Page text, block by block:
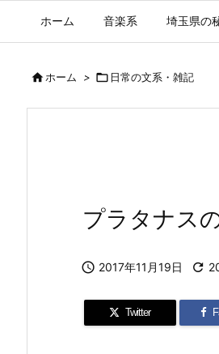
ホーム 音楽系 埼玉県の
ホーム >  日常の文系・雑記
プラタナス
 2017年11月19日 
Twitter